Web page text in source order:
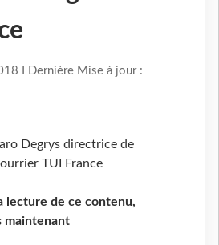
I Dernière Mise à jour :
lecture de ce contenu,
maintenant